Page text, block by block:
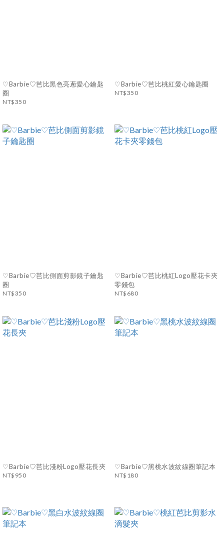
♡Barbie♡芭比黑色亮蔥愛心鑰匙
圈
NT$350
♡Barbie♡芭比桃紅愛心鑰匙圈
NT$350
♡Barbie♡芭比側面剪影鏡子鑰匙
圈
NT$350
♡Barbie♡芭比桃紅Logo壓花卡夾
零錢包
NT$680
♡Barbie♡芭比淺粉Logo壓花長夾
NT$950
♡Barbie♡黑桃水波紋線圈筆記本
NT$180